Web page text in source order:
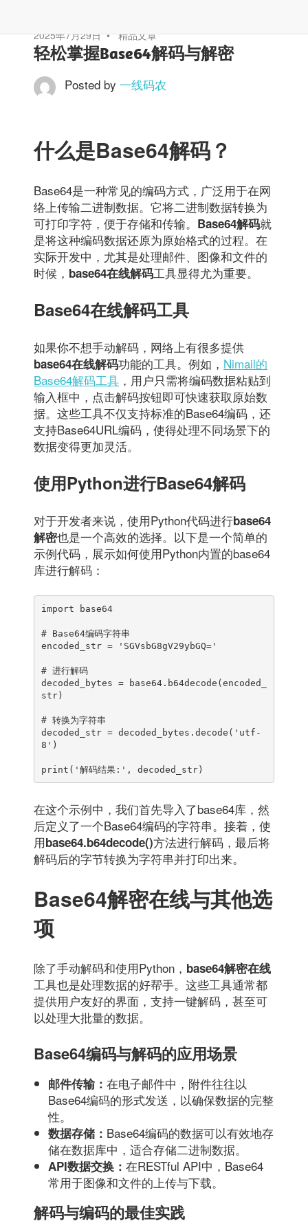
2025年7月29日 精品文章
轻松掌握Base64解码与解密
Posted by 一线码农
什么是Base64解码？
Base64是一种常见的编码方式，广泛用于在网
络上传输二进制数据。它将二进制数据转换为
可打印字符，便于存储和传输。 Base64解码就
是将这种编码数据还原为原始格式的过程。在
实际开发中，尤其是处理邮件、图像和文件的
时候， base64在线解码工具显得尤为重要。
Base64在线解码工具
如果你不想手动解码，网络上有很多提供
base64在线解码功能的工具。例如， Nimail的
Base64解码工具 ，用户只需将编码数据粘贴到
输入框中，点击解码按钮即可快速获取原始数
据。这些工具不仅支持标准的Base64编码，还
支持Base64URL编码，使得处理不同场景下的
数据变得更加灵活。
使用Python进行Base64解码
对于开发者来说，使用Python代码进行base64
解密也是一个高效的选择。以下是一个简单的
示例代码，展示如何使用Python内置的base64
库进行解码：
import base64
# Base64编码字符串
encoded_str = 'SGVsbG8gV29ybGQ='
# 进行解码
decoded_bytes = base64.b64decode(encoded_
str)
# 转换为字符串
decoded_str = decoded_bytes.decode('utf-
8')
print('解码结果:', decoded_str)
在这个示例中，我们首先导入了base64库，然
后定义了一个Base64编码的字符串。接着，使
用base64.b64decode()方法进行解码，最后将
解码后的字节转换为字符串并打印出来。
Base64解密在线与其他选
项
除了手动解码和使用Python， base64解密在线
工具也是处理数据的好帮手。这些工具通常都
提供用户友好的界面，支持一键解码，甚至可
以处理大批量的数据。
Base64编码与解码的应用场景
邮件传输：在电子邮件中，附件往往以
Base64编码的形式发送，以确保数据的完整
性。
数据存储： Base64编码的数据可以有效地存
储在数据库中，适合存储二进制数据。
API数据交换：在RESTful API中，Base64
常用于图像和文件的上传与下载。
解码与编码的最佳实践